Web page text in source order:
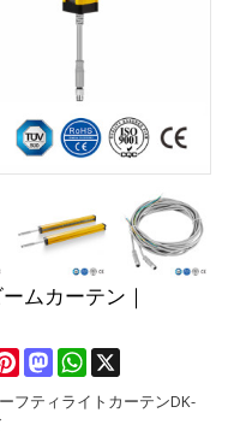
ムカーテン｜
PinterestMastodonWhatsApp
フティライトカーテンDK-